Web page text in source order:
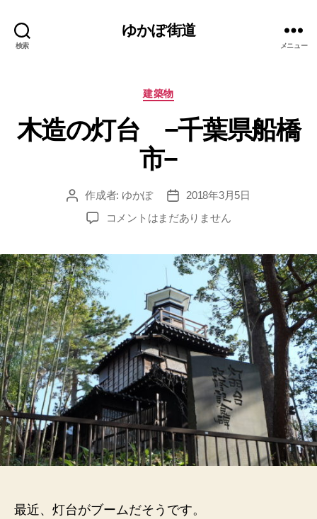
検索
ゆかぽ街道
メニュー
カ
ー
建築物
木造の灯台 −千葉県船橋
市−
投 作成者: ゆかぽ
投
稿
日
2018年3月5日
木
灯
台
−千
葉
県
船
橋
市
−
の
コメントはまだありません
最近、灯台がブームだそうです。